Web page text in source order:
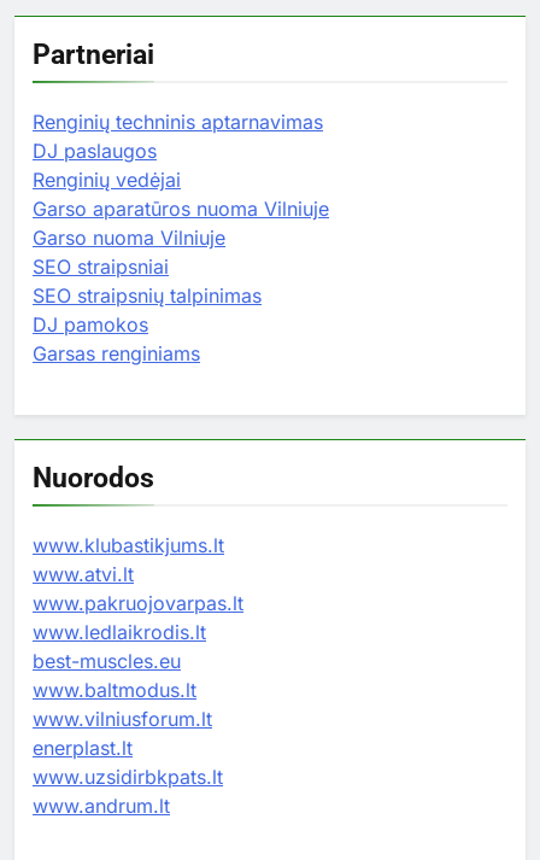
Partneriai
Renginių techninis aptarnavimas
DJ paslaugos
Renginių vedėjai
Garso aparatūros nuoma Vilniuje
Garso nuoma Vilniuje
SEO straipsniai
SEO straipsnių talpinimas
DJ pamokos
Garsas renginiams
Nuorodos
www.klubastikjums.lt
www.atvi.lt
www.pakruojovarpas.lt
www.ledlaikrodis.lt
best-muscles.eu
www.baltmodus.lt
www.vilniusforum.lt
enerplast.lt
www.uzsidirbkpats.lt
www.andrum.lt